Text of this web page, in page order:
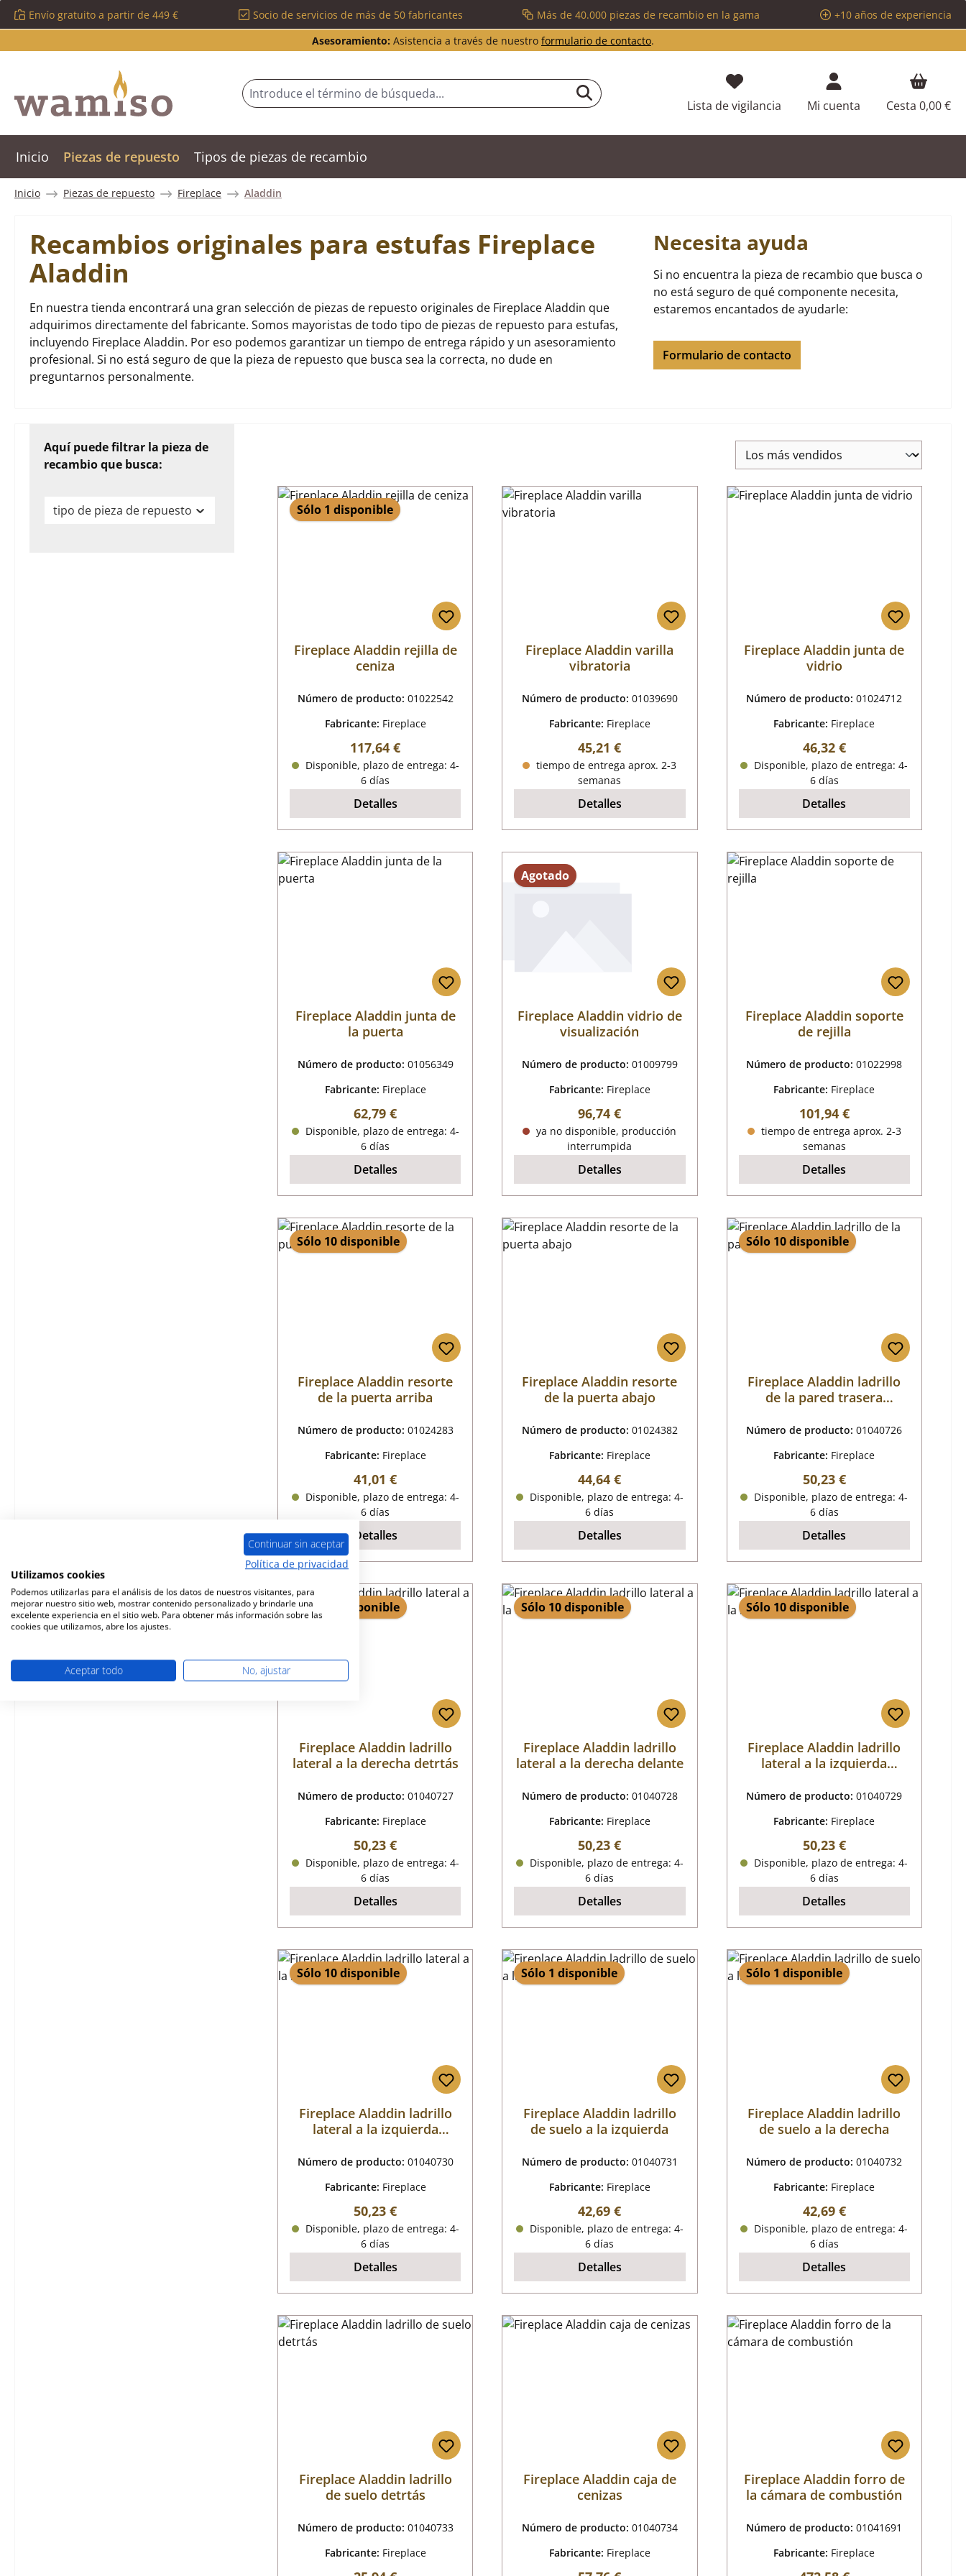
al contenido principal
Saltar a la búsqueda
Saltar a la navegación principal
Envío gratuito a partir de 449 € Socio de servicios de más de 50 fabricantes Más de 40.000 piezas de recambio en la gama
+10 años de experiencia
Asesoramiento: Asistencia a través de nuestro formulario de contacto.
Lista de vigilancia Tienes 0 artículos en tu lista de
Mi cuenta Cesta 0,00 €
Inicio Piezas de repuesto Tipos de piezas de recambio
Inicio Piezas de repuesto Fireplace Aladdin
Recambios originales para estufas Fireplace
Aladdin
En nuestra tienda encontrará una gran selección de piezas de repuesto originales de Fireplace Aladdin que
adquirimos directamente del fabricante. Somos mayoristas de todo tipo de piezas de repuesto para estufas,
incluyendo Fireplace Aladdin. Por eso podemos garantizar un tiempo de entrega rápido y un asesoramiento
profesional. Si no está seguro de que la pieza de repuesto que busca sea la correcta, no dude en
preguntarnos personalmente.
Necesita ayuda
Si no encuentra la pieza de recambio que busca o
no está seguro de qué componente necesita,
estaremos encantados de ayudarle:
Formulario de contacto
Aquí puede filtrar la pieza de
recambio que busca:
tipo de pieza de repuesto Sólo 1 disponible
Fireplace Aladdin rejilla de
ceniza
Número de producto: 01022542
Fabricante: Fireplace
Precio normal:
117,64 €
Disponible, plazo de entrega: 4-
6 días
Detalles
Fireplace Aladdin varilla
vibratoria
Número de producto: 01039690
Fabricante: Fireplace
Precio normal:
45,21 €
tiempo de entrega aprox. 2-3
semanas
Detalles
Fireplace Aladdin junta de
vidrio
Número de producto:01024712
Fabricante: Fireplace
Precio normal:
46,32 €
Disponible, plazo de entrega: 4-
6 días
Detalles
Fireplace Aladdin junta de
la puerta
Número de producto: 01056349
Fabricante: Fireplace
Precio normal:
62,79 €
Disponible, plazo de entrega: 4-
6 días
Detalles
Agotado
Fireplace Aladdin vidrio de
visualización
Número de producto: 01009799
Fabricante: Fireplace
Precio normal:
96,74 €
ya no disponible, producción
interrumpida
Detalles
Fireplace Aladdin soporte
de rejilla
Número de producto:01022998
Fabricante: Fireplace
Precio normal:
101,94 €
tiempo de entrega aprox. 2-3
semanas
Detalles
Sólo 10 disponible
Fireplace Aladdin resorte
de la puerta arriba
Número de producto: 01024283
Fabricante: Fireplace
Precio normal:
41,01 €
Disponible, plazo de entrega: 4-
6 días
Detalles
Fireplace Aladdin resorte
de la puerta abajo
Número de producto: 01024382
Fabricante: Fireplace
Precio normal:
44,64 €
Disponible, plazo de entrega: 4-
6 días
Detalles
Sólo 10 disponible
Fireplace Aladdin ladrillo
de la pared trasera
Número de producto:01040726
Fabricante: Fireplace
Precio normal:
50,23 €
Disponible, plazo de entrega: 4-
6 días
Detalles
Sólo 10 disponible
Fireplace Aladdin ladrillo
lateral a la derecha detrtás
Número de producto: 01040727
Fabricante: Fireplace
Precio normal:
50,23 €
Disponible, plazo de entrega: 4-
6 días
Detalles
Sólo 10 disponible
Fireplace Aladdin ladrillo
lateral a la derecha delante
Número de producto: 01040728
Fabricante: Fireplace
Precio normal:
50,23 €
Disponible, plazo de entrega: 4-
6 días
Detalles
Sólo 10 disponible
Fireplace Aladdin ladrillo
lateral a la izquierda
Número de producto:01040729
Fabricante: Fireplace
Precio normal:
50,23 €
Disponible, plazo de entrega: 4-
6 días
Detalles
Sólo 10 disponible
Fireplace Aladdin ladrillo
lateral a la izquierda
Número de producto: 01040730
Fabricante: Fireplace
Precio normal:
50,23 €
Disponible, plazo de entrega: 4-
6 días
Detalles
Sólo 1 disponible
Fireplace Aladdin ladrillo
de suelo a la izquierda
Número de producto: 01040731
Fabricante: Fireplace
Precio normal:
42,69 €
Disponible, plazo de entrega: 4-
6 días
Detalles
Sólo 1 disponible
Fireplace Aladdin ladrillo
de suelo a la derecha
Número de producto:01040732
Fabricante: Fireplace
Precio normal:
42,69 €
Disponible, plazo de entrega: 4-
6 días
Detalles
Fireplace Aladdin ladrillo
de suelo detrtás
Número de producto: 01040733
Fabricante: Fireplace
Fireplace Aladdin caja de
cenizas
Número de producto: 01040734
Fabricante: Fireplace
Fireplace Aladdin forro de
la cámara de combustión
Número de producto:01041691
Fabricante: Fireplace
Continuar sin aceptar
Política de privacidad
Utilizamos cookies
Podemos utilizarlas para el análisis de los datos de nuestros visitantes, para
mejorar nuestro sitio web, mostrar contenido personalizado y brindarle una
excelente experiencia en el sitio web. Para obtener más información sobre las
cookies que utilizamos, abre los ajustes.
Aceptar todo No, ajustar